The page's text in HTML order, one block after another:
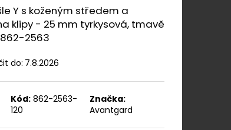
Y s koženým středem a
klipy - 25 mm tyrkysová, tmavě
2563
do: 7.8.2026
Kód: 862-2563-
120
Značka:
Avantgard
PUDROVÁ,
986363